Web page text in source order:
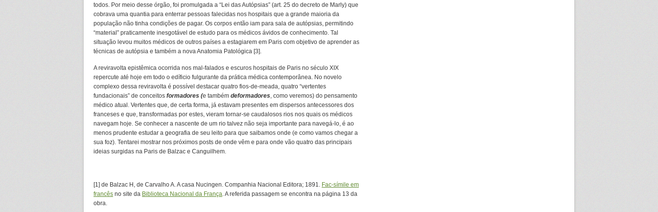
todos. Por meio desse órgão, foi promulgada a “Lei das Autópsias” (art. 25 do decreto de Marly) que
cobrava uma quantia para enterrar pessoas falecidas nos hospitais que a grande maioria da
população não tinha condições de pagar. Os corpos então iam para sala de autópsias, permitindo
“material” praticamente inesgotável de estudo para os médicos ávidos de conhecimento. Tal
situação levou muitos médicos de outros países a estagiarem em Paris com objetivo de aprender as
técnicas de autópsia e também a nova Anatomia Patológica [3].
A reviravolta epistêmica ocorrida nos mal-falados e escuros hospitais de Paris no século XIX
repercute até hoje em todo o edíficio fulgurante da prática médica contemporânea. No novelo
complexo dessa reviravolta é possível destacar quatro fios-de-meada, quatro “vertentes
fundacionais” de conceitos formadores (e também deformadores, como veremos) do pensamento
médico atual. Vertentes que, de certa forma, já estavam presentes em dispersos antecessores dos
franceses e que, transformadas por estes, vieram tornar-se caudalosos rios nos quais os médicos
navegam hoje. Se conhecer a nascente de um rio talvez não seja importante para navegá-lo, é ao
menos prudente estudar a geografia de seu leito para que saibamos onde (e como vamos chegar a
sua foz). Tentarei mostrar nos próximos posts de onde vêm e para onde vão quatro das principais
ideias surgidas na Paris de Balzac e Canguilhem.
[1] de Balzac H, de Carvalho A. A casa Nucingen. Companhia Nacional Editora; 1891. Fac-símile em
francês no site da Biblioteca Nacional da França. A referida passagem se encontra na página 13 da
obra.